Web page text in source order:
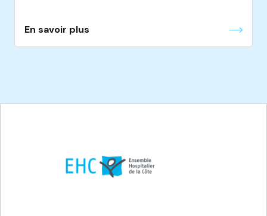
En savoir plus